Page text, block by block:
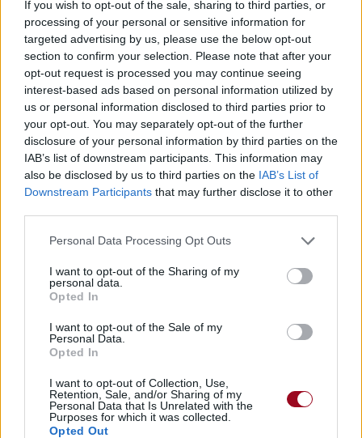
If you wish to opt-out of the sale, sharing to third parties, or
processing of your personal or sensitive information for
targeted advertising by us, please use the below opt-out
section to confirm your selection. Please note that after your
opt-out request is processed you may continue seeing
interest-based ads based on personal information utilized by
us or personal information disclosed to third parties prior to
your opt-out. You may separately opt-out of the further
disclosure of your personal information by third parties on the
IAB’s list of downstream participants. This information may
also be disclosed by us to third parties on the IAB’s List of
Downstream Participants that may further disclose it to other
Personal Data Processing Opt Outs
I want to opt-out of the Sharing of my
personal data.
Opted In
I want to opt-out of the Sale of my
Personal Data.
Opted In
I want to opt-out of Collection, Use,
Retention, Sale, and/or Sharing of my
Personal Data that Is Unrelated with the
Purposes for which it was collected.
Opted Out